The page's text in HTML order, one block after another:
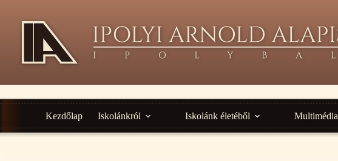
tartalomra
Kezdőlap Iskolánkról Iskolánk életéből Multimédia